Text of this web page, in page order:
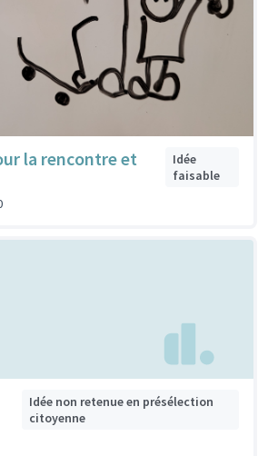
la rencontre et
Idée
faisable
Idée non retenue en présélection
citoyenne